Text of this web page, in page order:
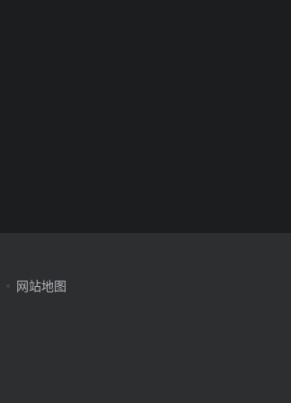
网站地图